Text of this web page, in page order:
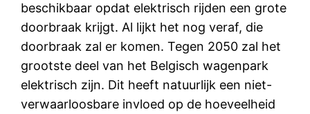
beschikbaar opdat elektrisch rijden een grote
doorbraak krijgt. Al lijkt het nog veraf, die
doorbraak zal er komen. Tegen 2050 zal het
grootste deel van het Belgisch wagenpark
elektrisch zijn. Dit heeft natuurlijk een niet-
verwaarloosbare invloed op de hoeveelheid